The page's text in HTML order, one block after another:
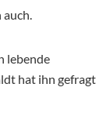
auch.
lebende
hat ihn gefragt